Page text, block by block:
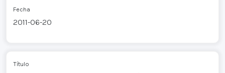
Fecha
2011-06-20
Título